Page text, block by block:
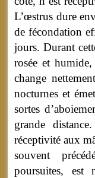
L’œstrus dure
de fécondation
jours. Durant
rosée et
change
nocturnes et
sortes
grande
réceptivité aux
souvent
poursuites, est